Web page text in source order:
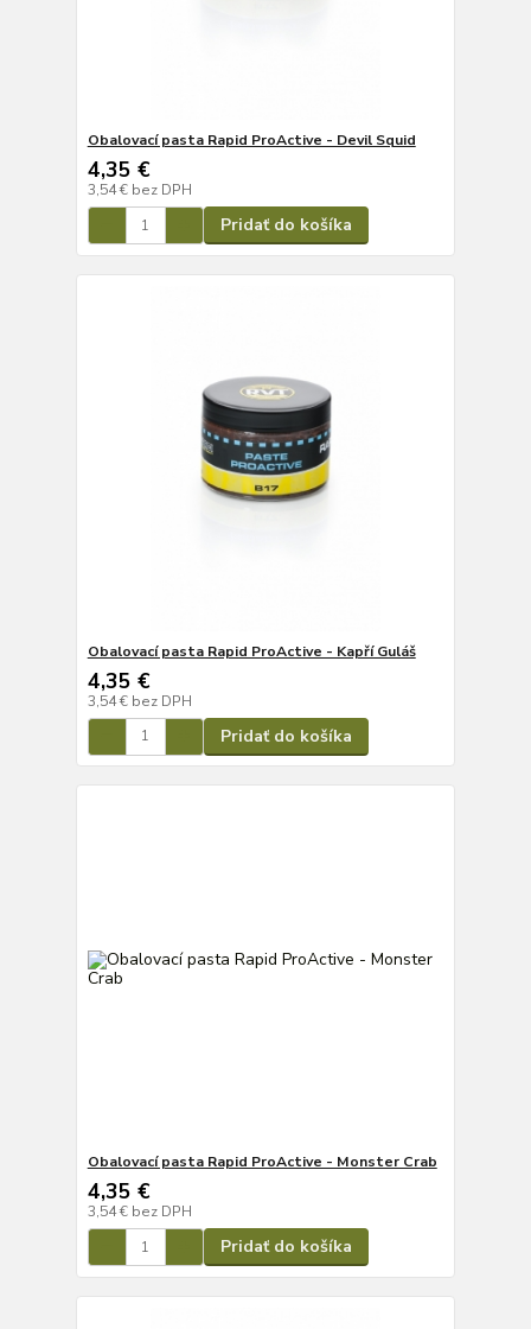
Obalovací pasta Rapid ProActive - Devil Squid
4,35 €
3,54 € bez DPH
Pridať do košíka
Obalovací pasta Rapid ProActive - Kapří Guláš
4,35 €
3,54 € bez DPH
Pridať do košíka
Obalovací pasta Rapid ProActive - Monster Crab
4,35 €
3,54 € bez DPH
Pridať do košíka